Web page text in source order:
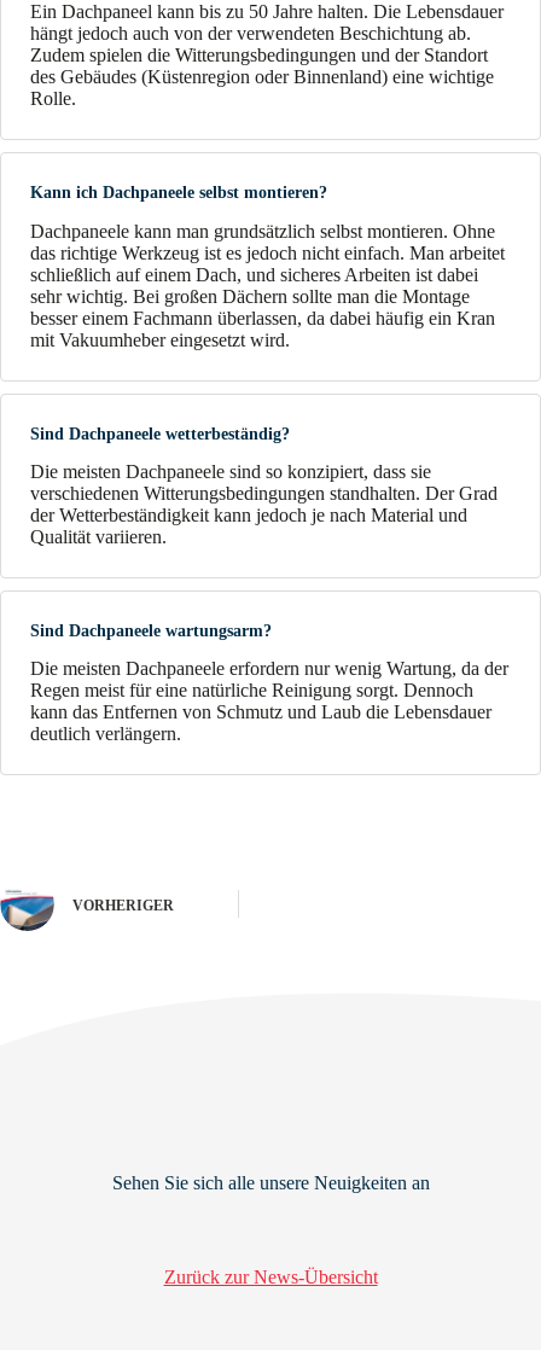
Ein Dachpaneel kann bis zu 50 Jahre halten. Die Lebensdauer
hängt jedoch auch von der verwendeten Beschichtung ab.
Zudem spielen die Witterungsbedingungen und der Standort
des Gebäudes (Küstenregion oder Binnenland) eine wichtige
Rolle.
Kann ich Dachpaneele selbst montieren?
Dachpaneele kann man grundsätzlich selbst montieren. Ohne
das richtige Werkzeug ist es jedoch nicht einfach. Man arbeitet
schließlich auf einem Dach, und sicheres Arbeiten ist dabei
sehr wichtig. Bei großen Dächern sollte man die Montage
besser einem Fachmann überlassen, da dabei häufig ein Kran
mit Vakuumheber eingesetzt wird.
Sind Dachpaneele wetterbeständig?
Die meisten Dachpaneele sind so konzipiert, dass sie
verschiedenen Witterungsbedingungen standhalten. Der Grad
der Wetterbeständigkeit kann jedoch je nach Material und
Qualität variieren.
Sind Dachpaneele wartungsarm?
Die meisten Dachpaneele erfordern nur wenig Wartung, da der
Regen meist für eine natürliche Reinigung sorgt. Dennoch
kann das Entfernen von Schmutz und Laub die Lebensdauer
deutlich verlängern.
VORHERIGER
Sehen Sie sich alle unsere Neuigkeiten an
Zurück zur News-Übersicht